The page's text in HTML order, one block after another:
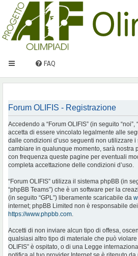
FAQ
Forum OLIFIS - Registrazione
Accedendo a “Forum OLIFIS” (in seguito “noi”,
accetta di essere vincolato legalmente alle
dalle condizioni d’uso seguenti non utilizzare i
cambiare in qualunque momento, sarà nostra
con frequenza queste pagine per eventuali
completa accettazione delle condizioni d’uso.
“Forum OLIFIS” utilizza il sistema phpBB (in
“phpBB Teams”) che è un software per la
(in seguito “GPL”) liberamente scaricabile da
internet; phpBB Limited non è responsabile
https://www.phpbb.com.
Accetti di non inviare alcun tipo di offesa,
qualsiasi altro tipo di materiale che può
OLIFIS” è ospitato, o di una Legge